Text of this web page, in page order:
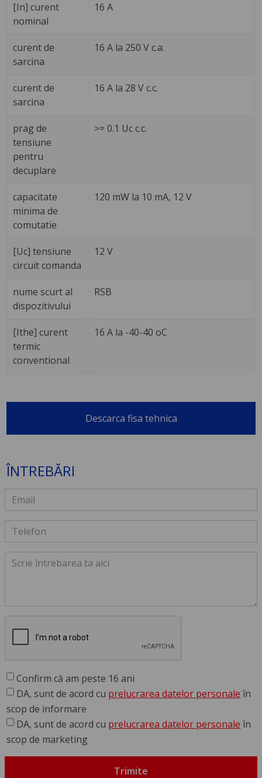
[In] curent
nominal
16 A
curent de
sarcina
16 A la 250 V c.a.
curent de
sarcina
16 A la 28 V c.c.
prag de
tensiune
pentru
decuplare
>= 0.1 Uc c.c.
capacitate
minima de
comutatie
120 mW la 10 mA, 12 V
[Uc] tensiune
circuit comanda
12 V
nume scurt al
dispozitivului
RSB
[Ithe] curent
termic
conventional
16 A la -40-40 oC
Descarca fisa tehnica
ÎNTREBĂRI
Confirm că am peste 16 ani
DA, sunt de acord cu prelucrarea datelor personale în
scop de informare
DA, sunt de acord cu prelucrarea datelor personale în
scop de marketing
Trimite